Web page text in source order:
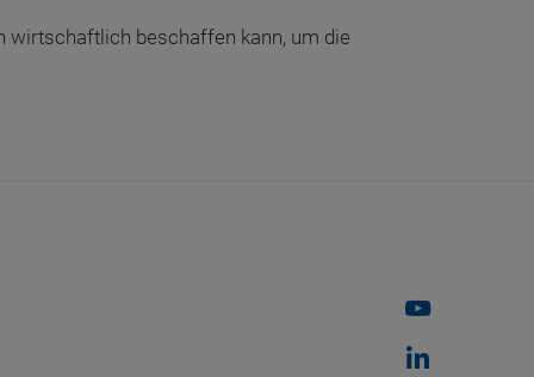
wirtschaftlich beschaffen kann, um die